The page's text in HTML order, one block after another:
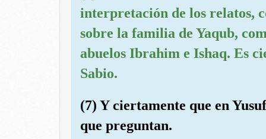
interpretación de los relatos,
sobre la familia de Yaqub,
abuelos Ibrahim e Ishaq. Es
Sabio.
(7) Y ciertamente que en
que preguntan.